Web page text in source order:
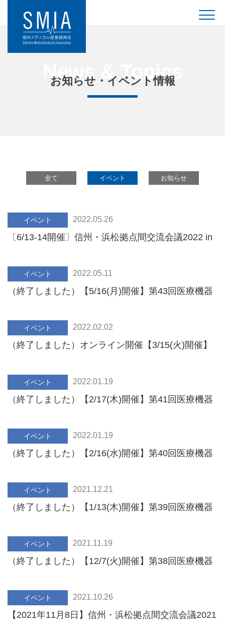
お知らせ・イベント情報
全て イベント お知らせ
イベント 2022.05.26
〔6/13-14開催〕信州・浜松拠点間交流会議2022 in
イベント 2022.05.11
（終了しました）【5/16(月)開催】第43回医療機器
イベント 2022.02.02
（終了しました）オンライン開催【3/15(火)開催】
イベント 2022.01.19
（終了しました）【2/17(木)開催】第41回医療機器
イベント 2022.01.19
（終了しました）【2/16(水)開催】第40回医療機器
イベント 2021.12.21
（終了しました）【1/13(木)開催】第39回医療機器
イベント 2021.11.19
（終了しました）【12/7(火)開催】第38回医療機器
イベント 2021.10.26
【2021年11月8日】信州・浜松拠点間交流会議2021